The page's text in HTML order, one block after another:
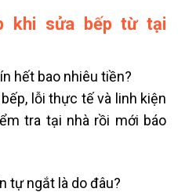
khi sửa bếp từ tại
hết bao nhiêu tiền?
lỗi thực tế và linh kiện
tra tại nhà rồi mới báo
tự ngắt là do đâu?